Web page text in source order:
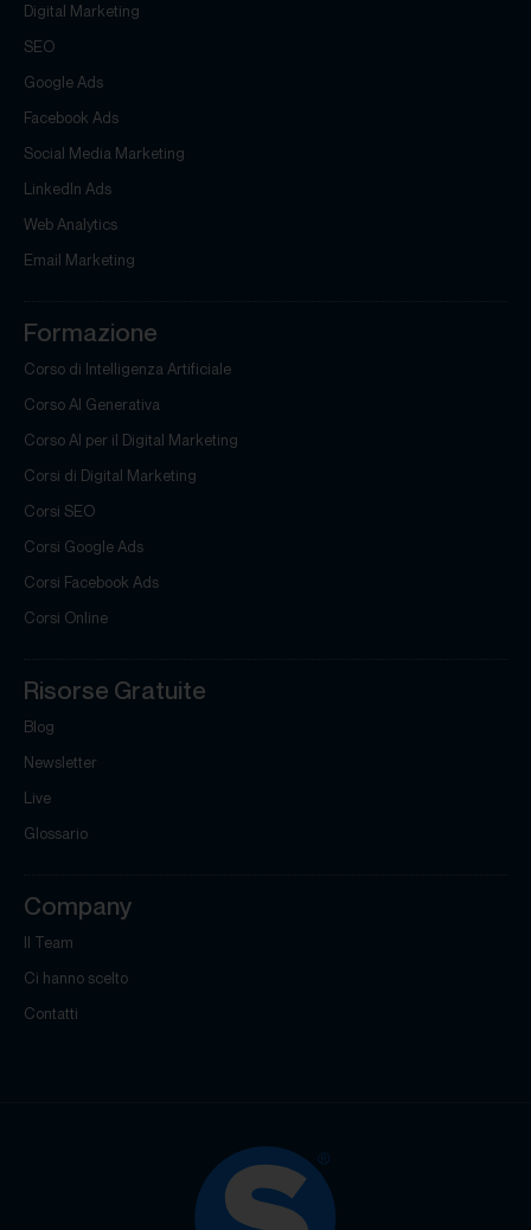
Digital Marketing
SEO
Google Ads
Facebook Ads
Social Media Marketing
LinkedIn Ads
Web Analytics
Email Marketing
Formazione
Corso di Intelligenza Artificiale
Corso AI Generativa
Corso AI per il Digital Marketing
Corsi di Digital Marketing
Corsi SEO
Corsi Google Ads
Corsi Facebook Ads
Corsi Online
Risorse Gratuite
Blog
Newsletter
Live
Glossario
Company
Il Team
Ci hanno scelto
Contatti